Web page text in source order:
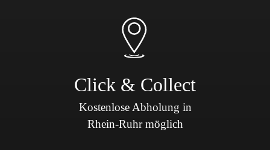
Click & Collect
Kostenlose Abholung in
Rhein-Ruhr möglich